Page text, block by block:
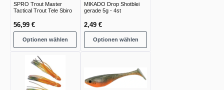
SPRO Trout Master
Tactical Trout Tele Sbiro
56,99 €
Optionen wählen
MIKADO Drop Shotblei
gerade 5g - 4st
2,49 €
Optionen wählen